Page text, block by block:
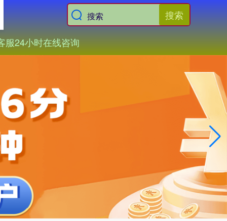
搜索
服24小时在线咨询